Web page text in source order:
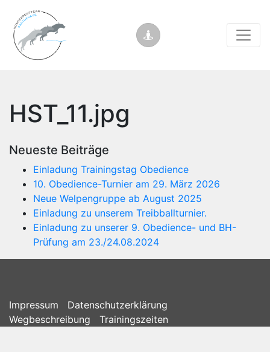
HST_11.jpg
Neueste Beiträge
Einladung Trainingstag Obedience
10. Obedience-Turnier am 29. März 2026
Neue Welpengruppe ab August 2025
Einladung zu unserem Treibballturnier.
Einladung zu unserer 9. Obedience- und BH-
Prüfung am 23./24.08.2024
Impressum
Datenschutzerklärung
Wegbeschreibung
Trainingszeiten